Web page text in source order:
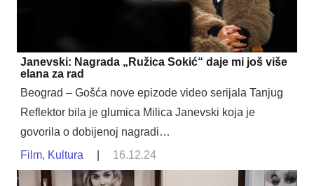
Janevski: Nagrada „Ružica Sokić“ daje mi još više
elana za rad
Beograd – Gošća nove epizode video serijala Tanjug
Reflektor bila je glumica Milica Janevski koja je
govorila o dobijenoj nagradi…
Film, Kultura 16.12.24